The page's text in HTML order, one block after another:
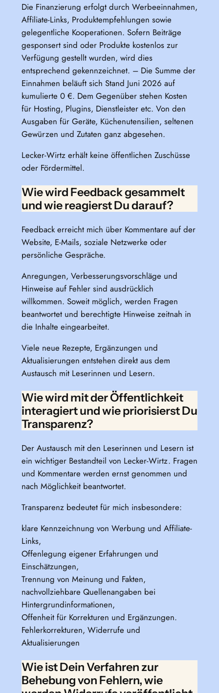
Die Finanzierung erfolgt durch Werbeeinnahmen,
Affiliate-Links, Produktempfehlungen sowie
gelegentliche Kooperationen. Sofern Beiträge
gesponsert sind oder Produkte kostenlos zur
Verfügung gestellt wurden, wird dies
entsprechend gekennzeichnet. – Die Summe der
Einnahmen beläuft sich Stand Juni 2026 auf
kumulierte 0 €. Dem Gegenüber stehen Kosten
für Hosting, Plugins, Dienstleister etc. Von den
Ausgaben für Geräte, Küchenutensilien, seltenen
Gewürzen und Zutaten ganz abgesehen.
Lecker-Wirtz erhält keine öffentlichen Zuschüsse
oder Fördermittel.
Wie wird Feedback gesammelt
und wie reagierst Du darauf?
Feedback erreicht mich über Kommentare auf der
Website, E-Mails, soziale Netzwerke oder
persönliche Gespräche.
Anregungen, Verbesserungsvorschläge und
Hinweise auf Fehler sind ausdrücklich
willkommen. Soweit möglich, werden Fragen
beantwortet und berechtigte Hinweise zeitnah in
die Inhalte eingearbeitet.
Viele neue Rezepte, Ergänzungen und
Aktualisierungen entstehen direkt aus dem
Austausch mit Leserinnen und Lesern.
Wie wird mit der Öffentlichkeit
interagiert und wie priorisierst Du
Transparenz?
Der Austausch mit den Leserinnen und Lesern ist
ein wichtiger Bestandteil von Lecker-Wirtz. Fragen
und Kommentare werden ernst genommen und
nach Möglichkeit beantwortet.
Transparenz bedeutet für mich insbesondere:
klare Kennzeichnung von Werbung und Affiliate-
Links,
Offenlegung eigener Erfahrungen und
Einschätzungen,
Trennung von Meinung und Fakten,
nachvollziehbare Quellenangaben bei
Hintergrundinformationen,
Offenheit für Korrekturen und Ergänzungen.
Fehlerkorrekturen, Widerrufe und
Aktualisierungen
Wie ist Dein Verfahren zur
Behebung von Fehlern, wie